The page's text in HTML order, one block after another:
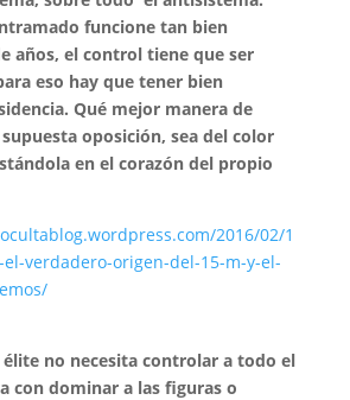
funcione tan bien
años, el control tiene que ser
eso hay que tener bien
Qué mejor manera de
oposición, sea del color
en el corazón del propio
2016/02/1
verdadero-origen-del-15-m-y-el-
élite no necesita controlar a todo el
con dominar a las figuras o